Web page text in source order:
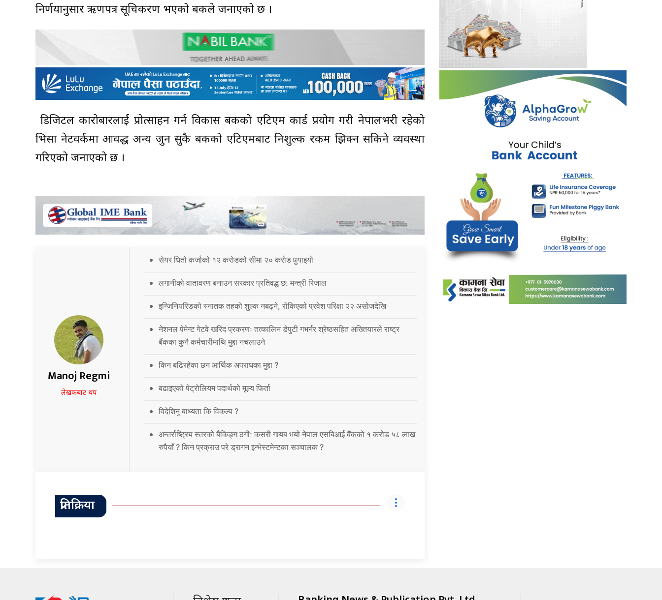
निर्णयानुसार ऋणपत्र सूचिकरण भएको बैंकले जनाएको छ ।
डिजिटल कारोबारलार्ई प्रोत्साहन गर्न विकास बैंकको एटिएम कार्ड प्रयोग गरी नेपालभरी रहेको
भिसा नेटवर्कमा आवद्ध अन्य जुन सुकै बैंकको एटिएमबाट निशुल्क रकम झिक्न सकिने व्यवस्था
गरिएको जनाएको छ ।
Manoj Regmi
लेखकबाट थप
सेयर धितो कर्जाको १२ करोडको सीमा २० करोड पुर्‍याइयो
लगानीको वातावरण बनाउन सरकार प्रतिवद्ध छ: मन्त्री रिजाल
इन्जिनियरिङको स्नातक तहको शुल्क नबढ्ने, रोकिएको प्रवेश परिक्षा २२ असोजदेखि
नेशनल पेमेन्ट गेटवे खरिद प्रकरणः तत्कालिन डेपुटी गभर्नर श्रेष्ठसहित अख्तियारले राष्ट्र
बैंकका कुनै कर्मचारीमाथि मुद्दा नचलाउने
किन बढिरहेका छन आर्थिक अपराधका मुद्दा ?
बढाइएको पेट्रोलियम पदार्थको मूल्य फिर्ता
विदेशिनु बाध्यता कि विकल्प ?
अन्तर्राष्ट्रिय स्तरको बैंकिङ्ग ठगीः कसरी गायब भयो नेपाल एसबिआई बैंकको १ करोड ५८ लाख
रुपैयाँ ? किन प्रक्राउ परे ड्रागन इन्भेस्टमेन्टका सञ्चालक ?
प्रतिक्रिया